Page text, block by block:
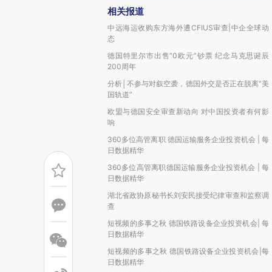
相关报道
中远海运收购东方海外遭CFIUS审查|中企全球动
态
德国特里尔市出售“0欧元”钞票 纪念马克思诞辰
200周年
分析│不参与对叙空袭，德国外交是否正在脱离“美
国轨道”
欧盟与德国安全审查新动向 对中国投资者有何影
响
360多位高管离职 德国运输服务企业投资机会 | 每
日数据精华
360多位高管离职德国运输服务企业投资机会 | 每
日数据精华
湖北省政协原秘书长刘安民接受纪律审查和监察调
查
短视频的多事之秋 德国铁路设备企业投资机会| 每
日数据精华
短视频的多事之秋 德国铁路设备企业投资机会|每
日数据精华